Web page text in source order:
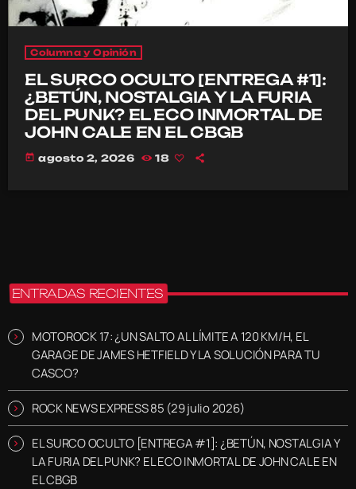
Columna y Opinión
EL SURCO OCULTO [ENTREGA #1]:
¿BETÚN, NOSTALGIA Y LA FURIA
DEL PUNK? EL ECO INMORTAL DE
JOHN CALE EN EL CBGB
today agosto 2, 2026 18
ENTRADAS RECIENTES
MOTOROCK 17: ¿UN SALTO AL LÍMITE A 120 KM/H, EL
GARAGE DE JAMES HETFIELD Y LA SOLUCIÓN PARA TU
CASCO?
ROCK NEWS EXPRESS 85 (29 julio 2026)
EL SURCO OCULTO [ENTREGA #1]: ¿BETÚN, NOSTALGIA Y
LA FURIA DEL PUNK? EL ECO INMORTAL DE JOHN CALE EN
EL CBGB